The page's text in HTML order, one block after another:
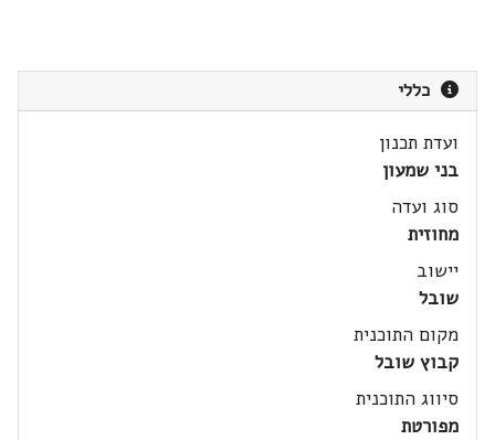
כללי
ועדת תכנון
בני שמעון
סוג ועדה
מחוזית
יישוב
שובל
מקום התוכנית
קבוץ שובל
סיווג התוכנית
מפורטת